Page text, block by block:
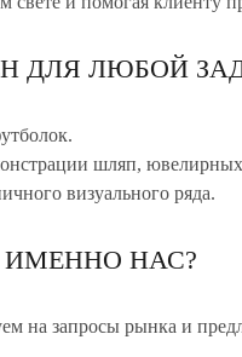
ДЛЯ ЛЮБОЙ
шляп,
визуального ряда.
НАС?
на запросы рынка и